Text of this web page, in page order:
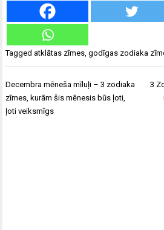
Taggedatklātas zīmes ,godīgas zodiaka
Ziņu
izvēlne
Decembra mēneša mīluļi – 3 zodiaka
zīmes, kurām šis mēnesis būs ļoti,
ļoti veiksmīgs
3